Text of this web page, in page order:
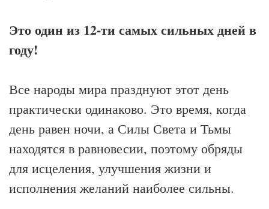
Это один из 12-ти самых сильных дней в
году!
Все народы мира празднуют этот день
практически одинаково. Это время, когда
день равен ночи, а Силы Света и Тьмы
находятся в равновесии, поэтому обряды
для исцеления, улучшения жизни и
исполнения желаний наиболее сильны.